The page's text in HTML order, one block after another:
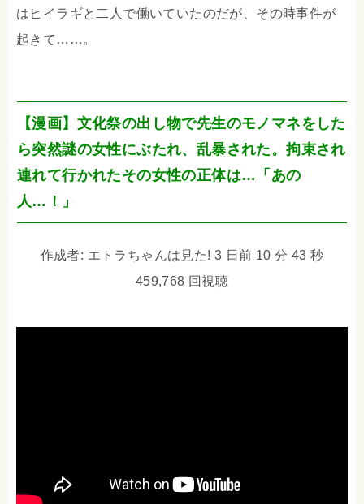
はヒイラギと二人で働いていたのだが、その時事件が
起きて……。
【漫画】文化祭の出し物で先生のモノマネをした
ら突然謎の女性にぶたれ、乱暴された。拘束され
連れて行かれたその女性の正体は…「あの
人…！」
作成者: エトラちゃんは見た! 3 日前 10 分 43 秒
459,768 回視聴